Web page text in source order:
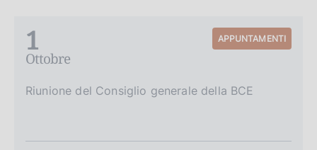
1
Ottobre
APPUNTAMENTI
Riunione del Consiglio generale della BCE